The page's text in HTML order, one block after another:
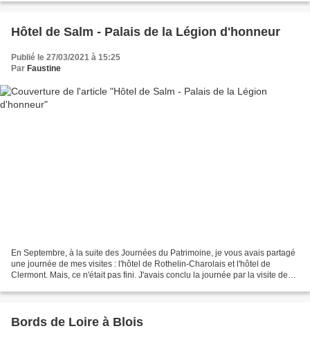
Hôtel de Salm - Palais de la Légion d'honneur
Publié le 27/03/2021 à 15:25
Par Faustine
En Septembre, à la suite des Journées du Patrimoine, je vous avais partagé
une journée de mes visites : l'hôtel de Rothelin-Charolais et l'hôtel de
Clermont. Mais, ce n'était pas fini. J'avais conclu la journée par la visite de
Bords de Loire à Blois